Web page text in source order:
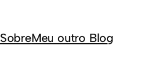
SobreMeu outro Blog